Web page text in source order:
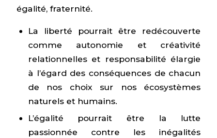
égalité, fraternité.
La liberté pourrait être redécouverte
comme autonomie et créativité
relationnelles et responsabilité élargie
à l’égard des conséquences de chacun
de nos choix sur nos écosystèmes
naturels et humains.
L’égalité pourrait être la lutte
passionnée contre les inégalités